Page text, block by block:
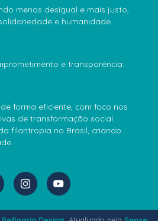
menos desigual e mais justo,
e humanidade.
e transparência.
forma eficiente, com foco nos
de transformação social.
filantropia no Brasil, criando